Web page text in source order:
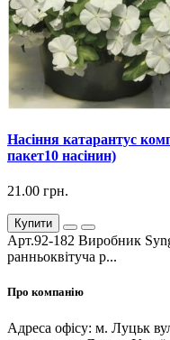
Насіння катарантус
пакет10 насінин)
21.00 грн.
Купити
Арт.92-182 Виробник
ранньоквітуча р...
Про компанію
Адреса офісу: м. Луцьк